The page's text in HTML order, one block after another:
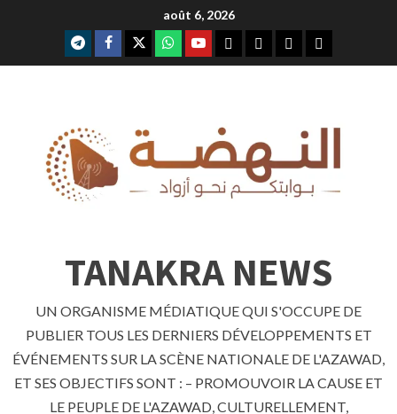
août 6, 2026
telegramfacebook
x whatsapyoutube
TANAKRA NEWS
UN ORGANISME MÉDIATIQUE QUI S'OCCUPE DE
PUBLIER TOUS LES DERNIERS DÉVELOPPEMENTS ET
ÉVÉNEMENTS SUR LA SCÈNE NATIONALE DE L'AZAWAD,
ET SES OBJECTIFS SONT : – PROMOUVOIR LA CAUSE ET
LE PEUPLE DE L'AZAWAD, CULTURELLEMENT,